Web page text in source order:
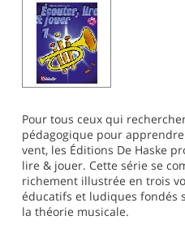
Pour tous ceux qui
pédagogique pour
vent, les Éditions De Haske
lire & jouer. Cette série se
richement illustrée en trois
éducatifs et ludiques fondés
la théorie musicale.